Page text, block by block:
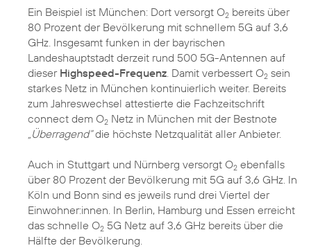
Ein Beispiel ist München: Dort versorgt O2 bereits über
80 Prozent der Bevölkerung mit schnellem 5G auf 3,6
GHz. Insgesamt funken in der bayrischen
Landeshauptstadt derzeit rund 500 5G-Antennen auf
dieser Highspeed-Frequenz . Damit verbessert O2 sein
starkes Netz in München kontinuierlich weiter. Bereits
zum Jahreswechsel attestierte die Fachzeitschrift
connect dem O2 Netz in München mit der Bestnote
„Überragend“die höchste Netzqualität aller Anbieter.
Auch in Stuttgart und Nürnberg versorgt O2 ebenfalls
über 80 Prozent der Bevölkerung mit 5G auf 3,6 GHz. In
Köln und Bonn sind es jeweils rund drei Viertel der
Einwohner:innen. In Berlin, Hamburg und Essen erreicht
das schnelle O2 5G Netz auf 3,6 GHz bereits über die
Hälfte der Bevölkerung.